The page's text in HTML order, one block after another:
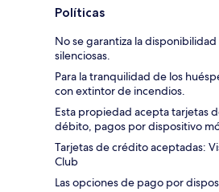
Políticas
No se garantiza la
silenciosas.
Para la tranquilidad de los
con extintor de incendios.
Esta propiedad acepta tarjetas
débito, pagos por dispositivo
Tarjetas de crédito aceptadas:
Club
Las opciones de pago por